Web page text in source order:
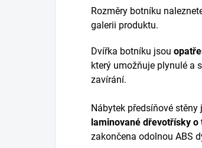
Rozměry botníku
galerii produktu.
Dvířka botníku jsou
který umožňuje plynulé a
zavírání.
Nábytek předsíňové stěny
laminované dřevotřísky o
zakončena odolnou ABS